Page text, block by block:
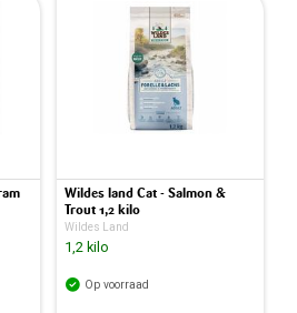
Toegevoegd aan mandje
Wildes land Cat - Salmon &
Trout 1,2 kilo
Wildes Land
1,2 kilo
Op voorraad